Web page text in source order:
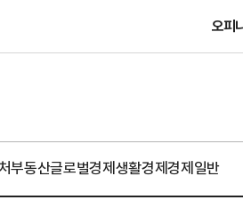
오피
부동산글로벌경제생활경제경제일반